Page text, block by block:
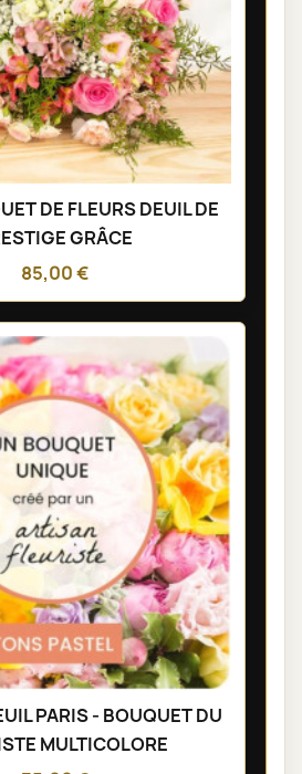
DE FLEURS DEUIL DE
GRÂCE
85,00 €
PARIS - BOUQUET DU
MULTICOLORE